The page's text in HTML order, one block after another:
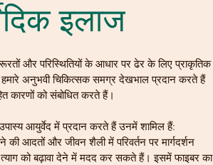
इलाज
और परिस्थितियों के आधार पर ढेर के लिए प्राकृतिक
अनुभवी चिकित्सक समग्र देखभाल प्रदान करते हैं
कारणों को संबोधित करते हैं।
आयुर्वेद में प्रदान करते हैं उनमें शामिल हैं:
आदतों और जीवन शैली में परिवर्तन पर मार्गदर्शन
को बढ़ावा देने में मदद कर सकते हैं। इसमें फाइबर का